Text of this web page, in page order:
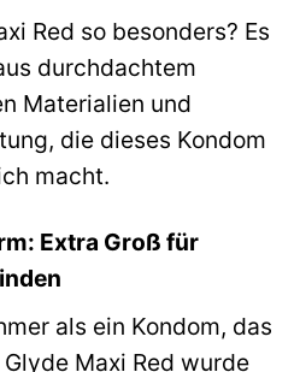
Red so besonders? Es
durchdachtem
Materialien und
die dieses Kondom
macht.
Extra Groß für
als ein Kondom, das
Maxi Red wurde